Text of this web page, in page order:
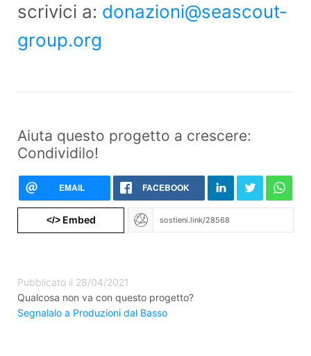
scrivici a: donazioni@seascout-
group.org
Aiuta questo progetto a crescere:
Condividilo!
EMAIL FACEBOOK
</>Embed
Pubblicato il 28/04/2021
Qualcosa non va con questo progetto?
Segnalalo a Produzioni dal Basso